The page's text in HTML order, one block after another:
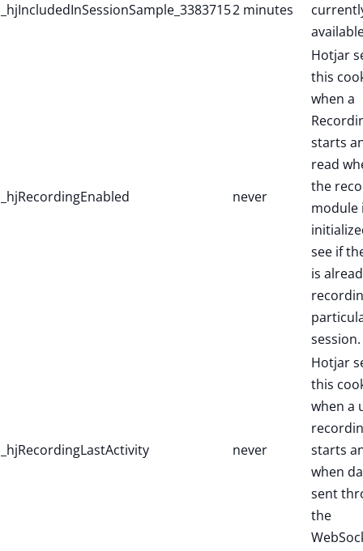
_hjIncludedInSessionSample_33837152 minutes
_hjRecordingEnabled never
Hotjar
this
when a
starts
read
the
module
see if
is
session.
_hjRecordingLastActivity never
Hotjar
this
when a
starts
when
sent
the